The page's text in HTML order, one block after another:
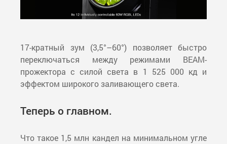
17-кратный зум (3,5°–60°) позволяет быстро
переключаться между режимами BEAM-
прожектора с силой света в 1 525 000 кд и
эффектом широкого заливающего света.
Теперь о главном.
Что такое 1,5 млн кандел на минимальном угле